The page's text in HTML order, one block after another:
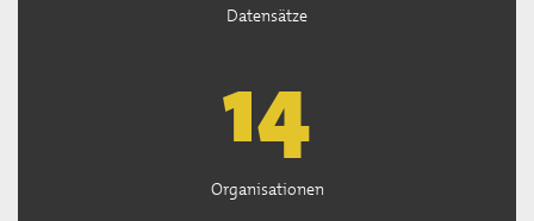
Datensätze
14
Organisationen